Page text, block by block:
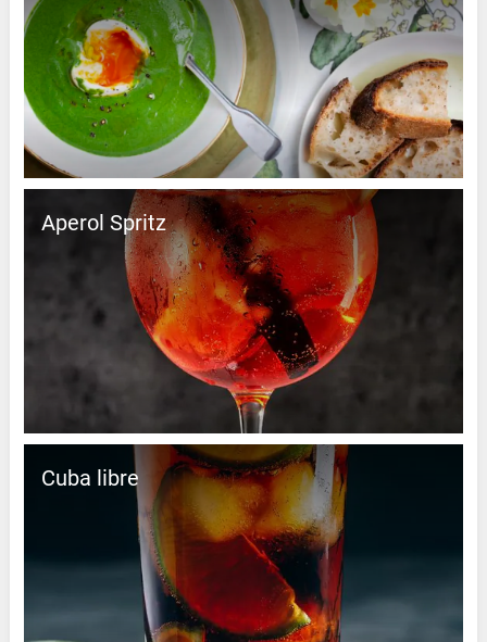
Aperol Spritz
Cuba libre